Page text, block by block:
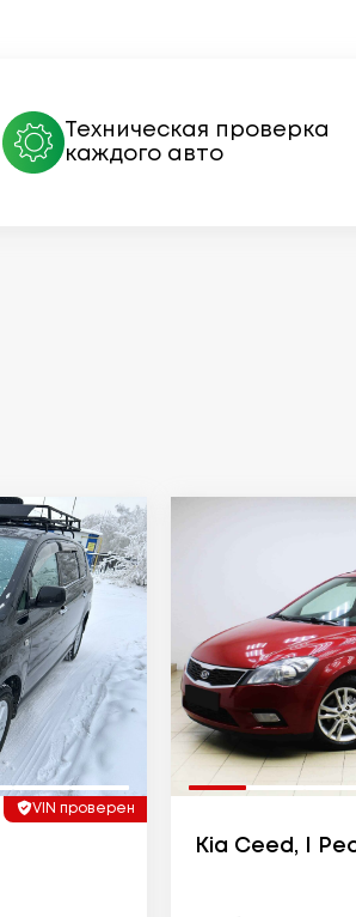
Техническая проверка
каждого авто
VIN проверен
Kia Ceed, I